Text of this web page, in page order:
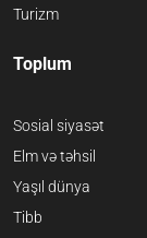
Turizm
Toplum
Sosial siyasət
Elm və təhsil
Yaşıl dünya
Tibb